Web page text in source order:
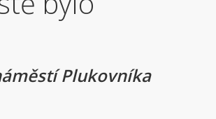
Plukovníka